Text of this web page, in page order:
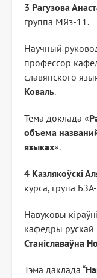
3 Рагузова
группа МЯз-11.
Научный
профессор
славянского
Коваль.
Тема доклада «
объема
языках».
4 Казлякоўскі
курса, група
Навуковы
кафедры рускай
Станіславаўна
Тэма даклада “